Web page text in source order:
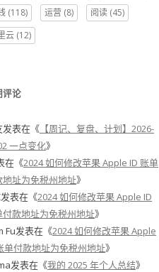
(118) 运营 (8) 阅读 (45)
云 (12)
评论
发表在《 【周记、复盘、计划】2026-
一点变化》
在《2024 如何修改苹果 Apple ID 账单
地址为免税州地址》
发表在《2024 如何修改苹果 Apple ID
付款地址为免税州地址》
Fu发表在《2024 如何修改苹果 Apple
单付款地址为免税州地址》
发表在《我的 2025 年个人总结》